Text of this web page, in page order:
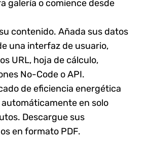
galería o comience desde
contenido. Añada sus datos
una interfaz de usuario,
URL, hoja de cálculo,
No-Code o API.
de eficiencia energética
automáticamente en solo
Descargue sus
en formato PDF.